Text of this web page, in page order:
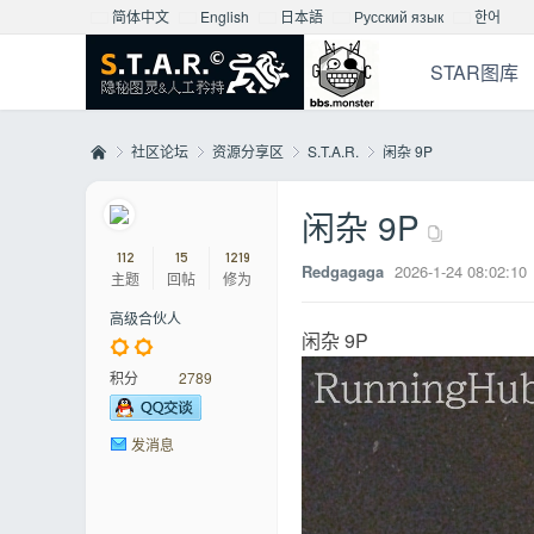
简体中文 English 日本語 Русский язык 한어
STAR图库
社区论坛 资源分享区 S.T.A.R. 闲杂 9P
112
主题
15
回帖
1219
修为
高级合伙人
积分 2789
发消息
闲杂 9P
Redgagaga 2026-1-24 08:02:10
闲杂 9P